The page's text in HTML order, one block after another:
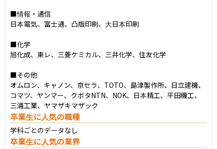
■情報・通信
日本電気、富士通、凸版印刷、大日本印刷
■化学
旭化成、東レ、三菱ケミカル、三井化学、住友化学
■その他
オムロン、キャノン、京セラ、TOTO、島津製作所、日立建機、
コマツ、ヤンマー、クボタNTN、NOK、日本精工、平田機工、
三浦工業、ヤマザキマザック
卒業生に人気の職種
学科ごとのデータなし
卒業生に人気の業界